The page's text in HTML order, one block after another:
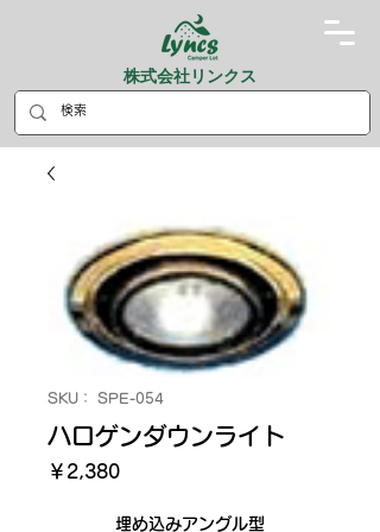
株式会社リンクス
SKU： SPE-054
ハロゲンダウンライト
￥2,380価
埋め込みアングル型